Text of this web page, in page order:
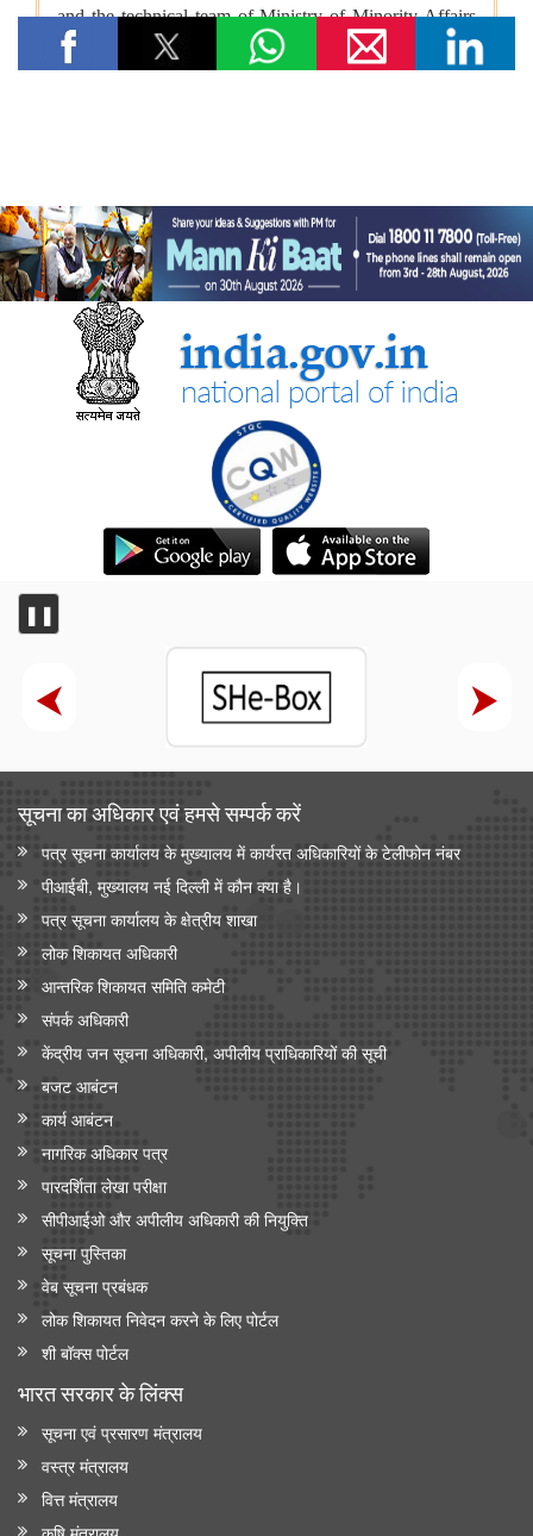
❚❚
सूचना का अधिकार एवं हमसे सम्‍पर्क करें
पत्र सूचना कार्यालय के मुख्यालय में कार्यरत अधिकारियों के टेलीफोन नंबर
पीआईबी, मुख्यालय नई दिल्ली में कौन क्या है।
पत्र सूचना कार्यालय के क्षेत्रीय शाखा
लोक शिकायत अधिकारी
आन्‍तरिक शिकायत समिति कमेटी
संपर्क अधिकारी
केंद्रीय जन सूचना अधिकारी, अपीलीय प्राधिकारियों की सूची
बजट आबंटन
कार्य आबंटन
नागरिक अधिकार पत्र
पारदर्शिता लेखा परीक्षा
सीपीआईओ और अपी‍लीय अधिकारी की नियुक्ति
सूचना पुस्तिका
वेब सूचना प्रबंधक
लोक शिकायत निवेदन करने के लिए पोर्टल
शी बॉक्स पोर्टल
भारत सरकार के लिंक्‍स
सूचना एवं प्रसारण मंत्रालय
वस्त्र मंत्रालय
वित्त मंत्रालय